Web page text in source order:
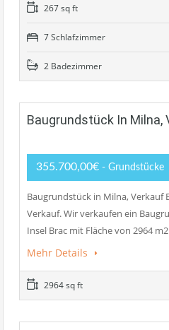
267 sq ft
7 Schlafzimmer
2 Badezimmer
Baugrundstück In Milna,
355.700,00€ - Grundstücke
Baugrundstück in Milna, Verkauf
Verkauf. Wir verkaufen ein
Insel Brac mit Fläche von 2964
Mehr Details
2964 sq ft